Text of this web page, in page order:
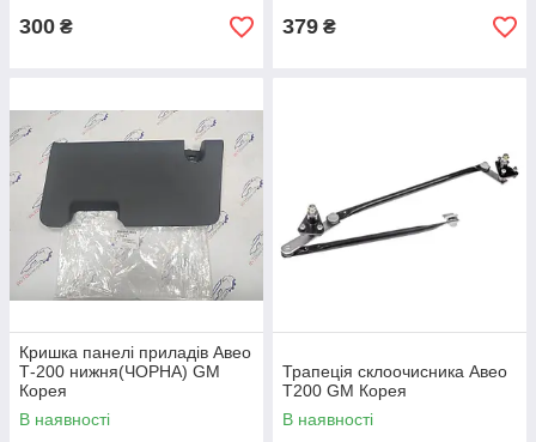
300 ₴ 379 ₴
Кришка панелі приладів Авео
Т-200 нижня(ЧОРНА) GM
Корея
В наявності
Трапеція склоочисника Авео
Т200 GM Корея
В наявності